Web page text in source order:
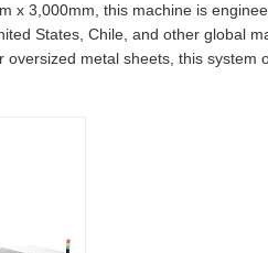
x 3,000mm, this machine is
States, Chile, and other global
metal sheets, this system